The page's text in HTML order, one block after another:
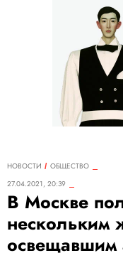
НОВОСТИ
ОБЩЕСТВО
27.04.2021, 20:39
В Москве
нескольким
освещавшим